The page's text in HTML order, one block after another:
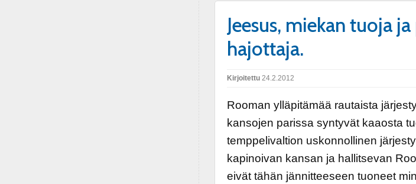
Jeesus, miekan tuoja
hajottaja.
Kirjoitettu24.2.2012
Rooman ylläpitämää rautaista
kansojen parissa syntyvät kaaosta
temppelivaltion uskonnollinen
kapinoivan kansan ja hallitsevan
eivät tähän jännitteeseen tuoneet